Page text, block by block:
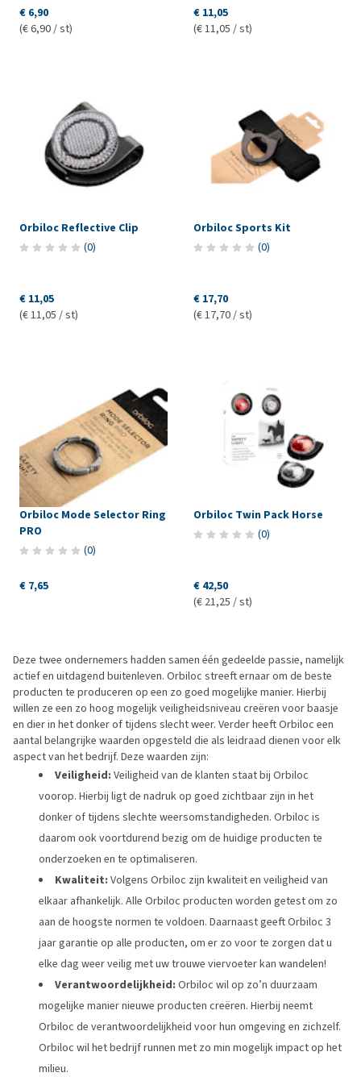
€ 6,90
(€ 6,90 / st)
€ 11,05
(€ 11,05 / st)
Orbiloc Reflective Clip
(0)
€ 11,05
(€ 11,05 / st)
Orbiloc Sports Kit
(0)
€ 17,70
(€ 17,70 / st)
Orbiloc Mode Selector Ring
PRO
(0)
€ 7,65
Orbiloc Twin Pack Horse
(0)
€ 42,50
(€ 21,25 / st)
Deze twee ondernemers hadden samen één gedeelde passie, namelijk
actief en uitdagend buitenleven. Orbiloc streeft ernaar om de beste
producten te produceren op een zo goed mogelijke manier. Hierbij
willen ze een zo hoog mogelijk veiligheidsniveau creëren voor baasje
en dier in het donker of tijdens slecht weer. Verder heeft Orbiloc een
aantal belangrijke waarden opgesteld die als leidraad dienen voor elk
aspect van het bedrijf. Deze waarden zijn:
Veiligheid: Veiligheid van de klanten staat bij Orbiloc
voorop. Hierbij ligt de nadruk op goed zichtbaar zijn in het
donker of tijdens slechte weersomstandigheden. Orbiloc is
daarom ook voortdurend bezig om de huidige producten te
onderzoeken en te optimaliseren.
Kwaliteit: Volgens Orbiloc zijn kwaliteit en veiligheid van
elkaar afhankelijk. Alle Orbiloc producten worden getest om zo
aan de hoogste normen te voldoen. Daarnaast geeft Orbiloc 3
jaar garantie op alle producten, om er zo voor te zorgen dat u
elke dag weer veilig met uw trouwe viervoeter kan wandelen!
Verantwoordelijkheid: Orbiloc wil op zo’n duurzaam
mogelijke manier nieuwe producten creëren. Hierbij neemt
Orbiloc de verantwoordelijkheid voor hun omgeving en zichzelf.
Orbiloc wil het bedrijf runnen met zo min mogelijk impact op het
milieu.